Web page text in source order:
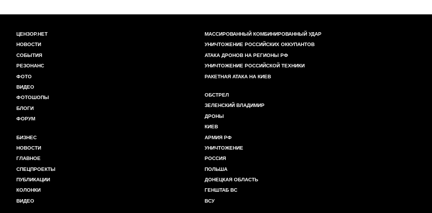
ЦЕНЗОР.НЕТ
НОВОСТИ
СОБЫТИЯ
РЕЗОНАНС
ФОТО
ВИДЕО
ФОТОШОПЫ
БЛОГИ
ФОРУМ
БИЗНЕС
НОВОСТИ
ГЛАВНОЕ
СПЕЦПРОЕКТЫ
ПУБЛИКАЦИИ
КОЛОНКИ
ВИДЕО
МАССИРОВАННЫЙ КОМБИНИРОВАННЫЙ УДАР
УНИЧТОЖЕНИЕ РОССИЙСКИХ ОККУПАНТОВ
АТАКА ДРОНОВ НА РЕГИОНЫ РФ
УНИЧТОЖЕНИЕ РОССИЙСКОЙ ТЕХНИКИ
РАКЕТНАЯ АТАКА НА КИЕВ
ОБСТРЕЛ
ЗЕЛЕНСКИЙ ВЛАДИМИР
ДРОНЫ
КИЕВ
АРМИЯ РФ
УНИЧТОЖЕНИЕ
РОССИЯ
ПОЛЬША
ДОНЕЦКАЯ ОБЛАСТЬ
ГЕНШТАБ ВС
ВСУ